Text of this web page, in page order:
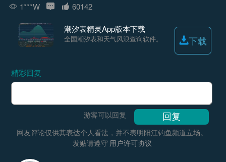
1***W 60142
潮汐表精灵App版本下载
全国潮汐表和天气风浪查询软件。 下载
精彩回复
游客可以回复
网友评论仅供其表达个人看法，并不表明阳江钓鱼频道立场。
发贴请遵守 用户许可协议